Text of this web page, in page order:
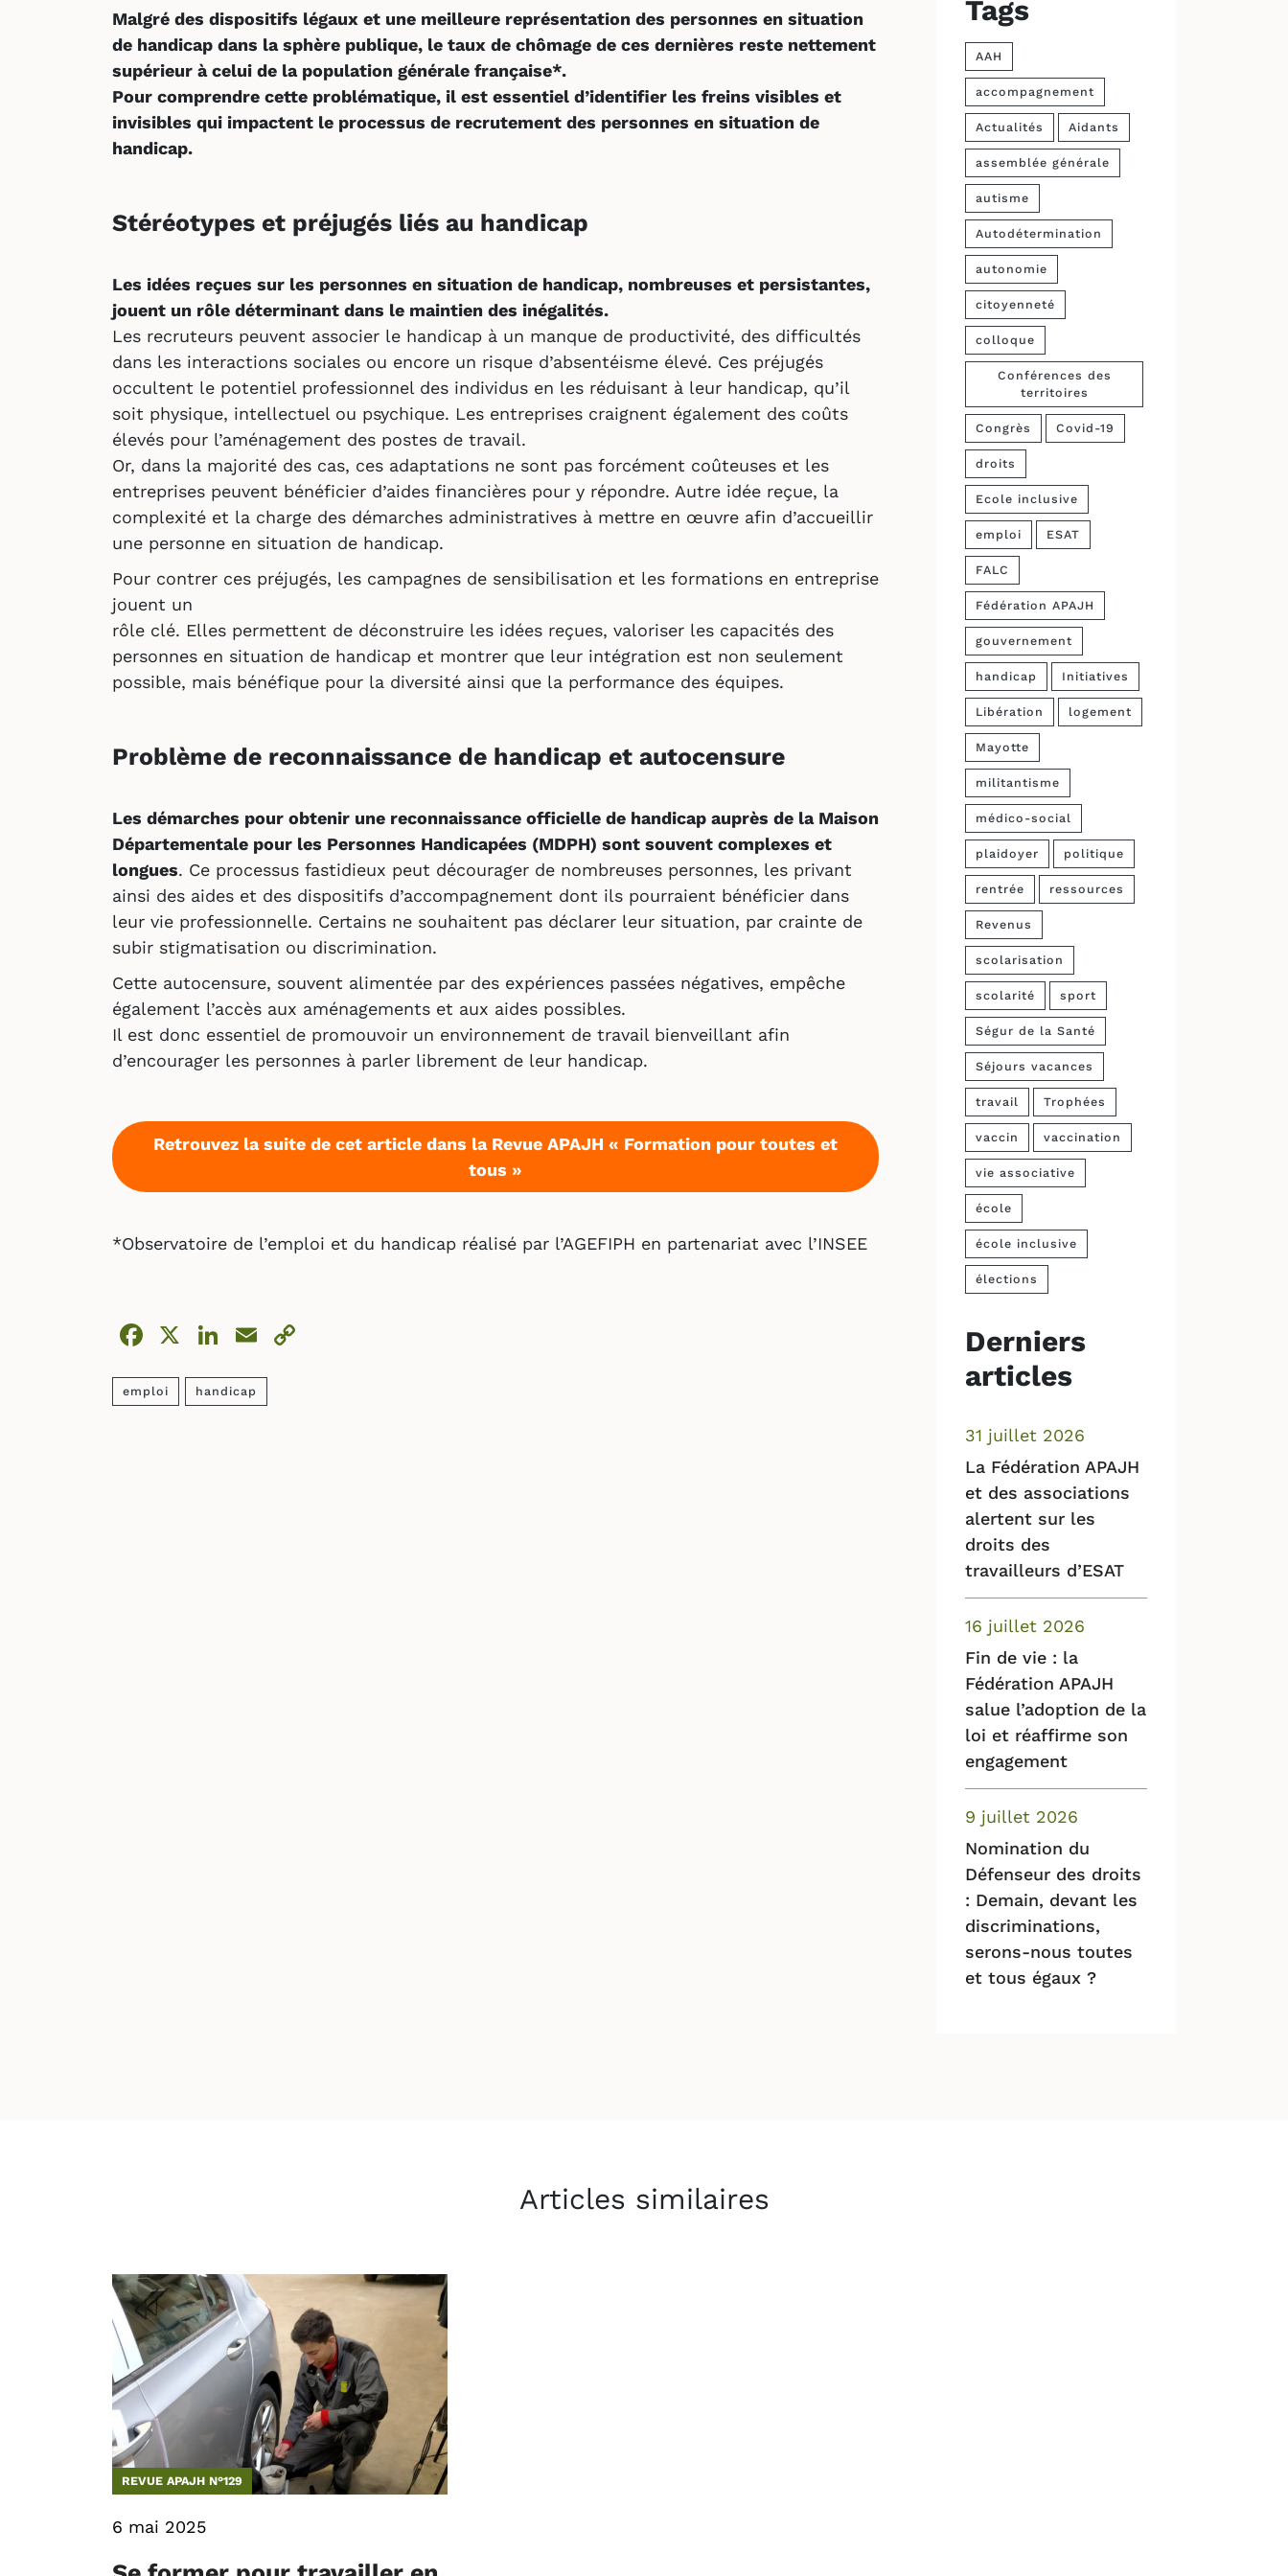
Malgré des dispositifs légaux et une meilleure représentation des personnes en situation
de handicap dans la sphère publique, le taux de chômage de ces dernières reste nettement
supérieur à celui de la population générale française*.
Pour comprendre cette problématique, il est essentiel d’identifier les freins visibles et
invisibles qui impactent le processus de recrutement des personnes en situation de
handicap.
Stéréotypes et préjugés liés au handicap
Les idées reçues sur les personnes en situation de handicap, nombreuses et persistantes,
jouent un rôle déterminant dans le maintien des inégalités.
Les recruteurs peuvent associer le handicap à un manque de productivité, des difficultés
dans les interactions sociales ou encore un risque d’absentéisme élevé. Ces préjugés
occultent le potentiel professionnel des individus en les réduisant à leur handicap, qu’il
soit physique, intellectuel ou psychique. Les entreprises craignent également des coûts
élevés pour l’aménagement des postes de travail.
Or, dans la majorité des cas, ces adaptations ne sont pas forcément coûteuses et les
entreprises peuvent bénéficier d’aides financières pour y répondre. Autre idée reçue, la
complexité et la charge des démarches administratives à mettre en œuvre afin d’accueillir
une personne en situation de handicap.
Pour contrer ces préjugés, les campagnes de sensibilisation et les formations en entreprise
jouent un
rôle clé. Elles permettent de déconstruire les idées reçues, valoriser les capacités des
personnes en situation de handicap et montrer que leur intégration est non seulement
possible, mais bénéfique pour la diversité ainsi que la performance des équipes.
Problème de reconnaissance de handicap et autocensure
Les démarches pour obtenir une reconnaissance officielle de handicap auprès de la Maison
Départementale pour les Personnes Handicapées (MDPH) sont souvent complexes et
longues. Ce processus fastidieux peut décourager de nombreuses personnes, les privant
ainsi des aides et des dispositifs d’accompagnement dont ils pourraient bénéficier dans
leur vie professionnelle. Certains ne souhaitent pas déclarer leur situation, par crainte de
subir stigmatisation ou discrimination.
Cette autocensure, souvent alimentée par des expériences passées négatives, empêche
également l’accès aux aménagements et aux aides possibles.
Il est donc essentiel de promouvoir un environnement de travail bienveillant afin
d’encourager les personnes à parler librement de leur handicap.
Retrouvez la suite de cet article dans la Revue APAJH « Formation pour toutes et
tous »
*Observatoire de l’emploi et du handicap réalisé par l’AGEFIPH en partenariat avec l’INSEE
Facebook
X LinkedIn
Email
emploi handicap
Tags
AAH
accompagnement
Actualités Aidants
assemblée générale
autisme
Autodétermination
autonomie
citoyenneté
colloque
Conférences des
territoires
Congrès Covid-19
droits
Ecole inclusive
emploi ESAT
FALC
Fédération APAJH
gouvernement
handicap Initiatives
Libération logement
Mayotte
militantisme
médico-social
plaidoyer politique
rentrée ressources
Revenus
scolarisation
scolarité sport
Ségur de la Santé
Séjours vacances
travail Trophées
vaccin vaccination
vie associative
école
école inclusive
élections
Derniers
articles
La Fédération APAJH
et des associations
alertent sur les
droits des
travailleurs d’ESAT
31 juillet 2026
Fin de vie : la
Fédération APAJH
salue l’adoption de la
loi et réaffirme son
engagement
16 juillet 2026
Nomination du
Défenseur des droits
: Demain, devant les
discriminations,
serons-nous toutes
et tous égaux ?
9 juillet 2026
Articles similaires
REVUE APAJH N°129
6 mai 2025